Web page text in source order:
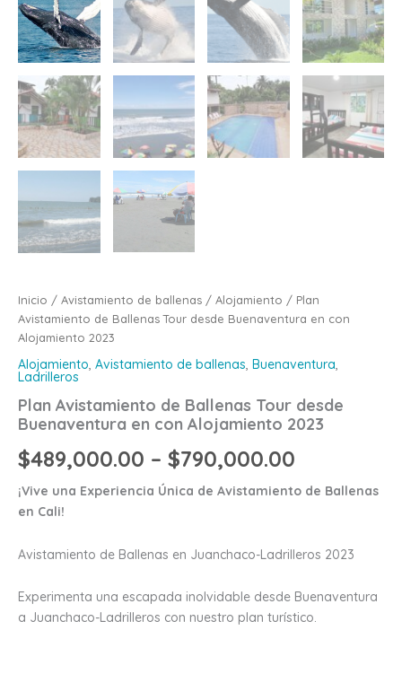
Inicio / Avistamiento de ballenas / Alojamiento / Plan
Avistamiento de Ballenas Tour desde Buenaventura en con
Alojamiento 2023
Alojamiento, Avistamiento de ballenas, Buenaventura,
Ladrilleros
Plan Avistamiento de Ballenas Tour desde
Buenaventura en con Alojamiento 2023
$489,000.00 – $790,000.00
¡Vive una Experiencia Única de Avistamiento de Ballenas
en Cali!
Avistamiento de Ballenas en Juanchaco-Ladrilleros 2023
Experimenta una escapada inolvidable desde Buenaventura
a Juanchaco-Ladrilleros con nuestro plan turístico.